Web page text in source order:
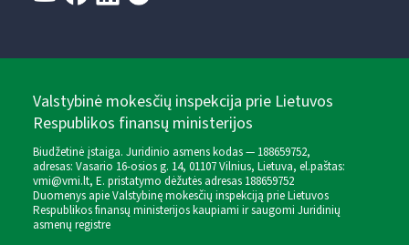
Valstybinė mokesčių inspekcija prie Lietuvos
Respublikos finansų ministerijos
Biudžetinė įstaiga. Juridinio asmens kodas — 188659752,
adresas: Vasario 16-osios g. 14, 01107 Vilnius, Lietuva, el.paštas:
vmi@vmi.lt, E. pristatymo dėžutės adresas 188659752
Duomenys apie Valstybinę mokesčių inspekciją prie Lietuvos
Respublikos finansų ministerijos kaupiami ir saugomi Juridinių
asmenų registre